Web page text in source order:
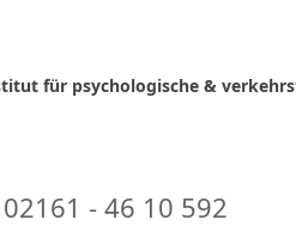
für psychologische &
- 46 10 592